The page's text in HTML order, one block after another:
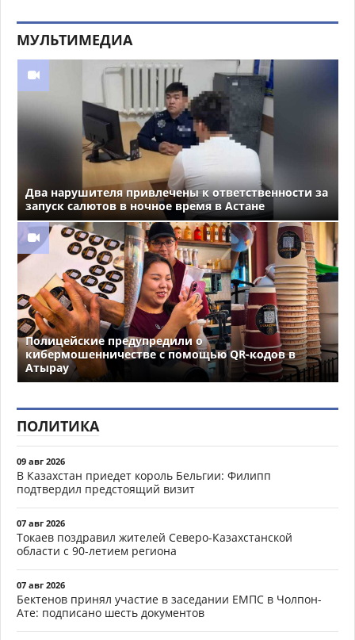
МУЛЬТИМЕДИА
Два нарушителя привлечены к ответственности за
запуск салютов в ночное время в Астане
Полицейские предупредили о
кибермошенничестве с помощью QR-кодов в
Атырау
ПОЛИТИКА
09 авг 2026
В Казахстан приедет король Бельгии: Филипп
подтвердил предстоящий визит
07 авг 2026
Токаев поздравил жителей Северо-Казахстанской
области с 90-летием региона
07 авг 2026
Бектенов принял участие в заседании ЕМПС в Чолпон-
Ате: подписано шесть документов